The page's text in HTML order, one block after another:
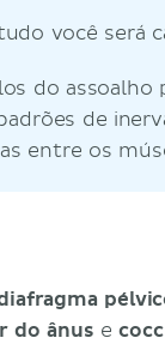
você será
do assoalho
de
entre os
do ânus e